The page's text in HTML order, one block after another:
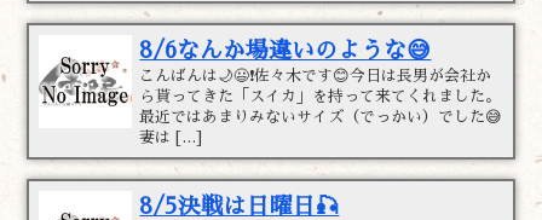
8/6なんか場違いのような😅
こんばんは🌙😃❗佐々木です😊今日は長男が会社か
ら貰ってきた「スイカ」を持って来てくれました。
最近ではあまりみないサイズ（でっかい）でした😅
妻は […]
8/5決戦は日曜日🎣